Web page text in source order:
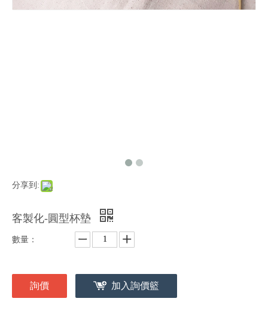
分享到:
客製化-圓型杯墊
數量：
詢價 加入詢價籃